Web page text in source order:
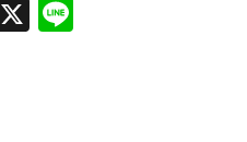
Facebook
X